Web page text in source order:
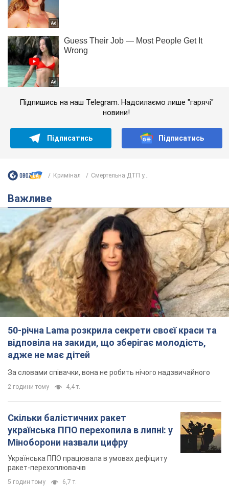
Підпишись на наш Telegram. Надсилаємо лише "гарячі"
новини!
Підписатись Підписатись
Кримінал Смертельна ДТП у...
Важливе
50-річна Lama розкрила секрети своєї краси та
відповіла на закиди, що зберігає молодість,
адже не має дітей
За словами співачки, вона не робить нічого надзвичайного
2 години тому 4,4 т.
Скільки балістичних ракет
українська ППО перехопила в липні: у
Міноборони назвали цифру
Українська ППО працювала в умовах дефіциту
ракет-перехоплювачів
5 годин тому 6,7 т.